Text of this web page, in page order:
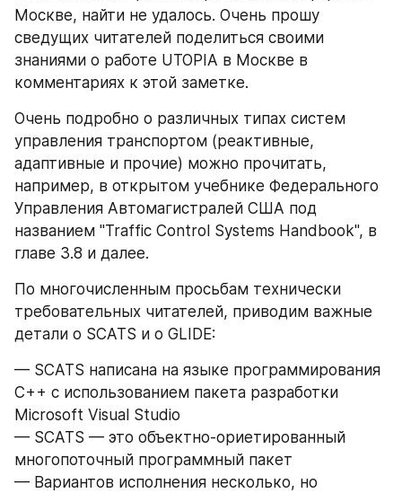
Москве, найти не удалось. Очень прошу
сведущих читателей поделиться своими
знаниями о работе UTOPIA в Москве в
комментариях к этой заметке.
Очень подробно о различных типах систем
управления транспортом (реактивные,
адаптивные и прочие) можно прочитать,
например, в открытом учебнике Федерального
Управления Автомагистралей США под
названием "Traffic Control Systems Handbook", в
главе 3.8 и далее.
По многочисленным просьбам технически
требовательных читателей, приводим важные
детали о SCATS и о GLIDE:
— SCATS написана на языке программирования
C++ с использованием пакета разработки
Microsoft Visual Studio
— SCATS — это объектно-ориетированный
многопоточный программный пакет
— Вариантов исполнения несколько, но